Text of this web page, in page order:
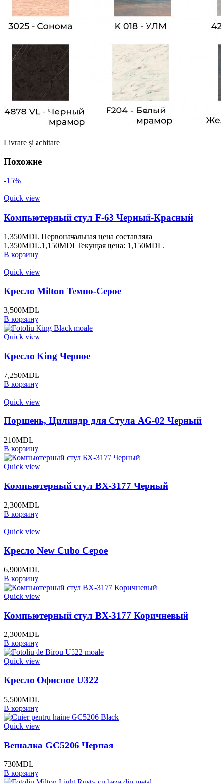
Livrare și achitare
Похожие
-15%
Quick view
Компьютерный стул F-63 Черный-Красный
1,350MDL Первоначальная цена составляла
1,350MDL.1,150MDLТекущая цена: 1,150MDL.
В корзину
Quick view
Кресло Milton Темно-Серое
3,500MDL
В корзину
Quick view
Кресло King Черное
7,250MDL
В корзину
Quick view
Поршень, Цилиндр для Стула AG-02 Черный
210MDL
В корзину
Quick view
Компьютерный стул BХ-3177 Черный
2,300MDL
В корзину
Quick view
Кресло New Cubo Серое
6,900MDL
В корзину
Quick view
Компьютерный стул BX-3177 Коричневый
2,300MDL
В корзину
Quick view
Кресло Офисное U322
5,500MDL
В корзину
Quick view
Вешалка GC5206 Черная
730MDL
В корзину